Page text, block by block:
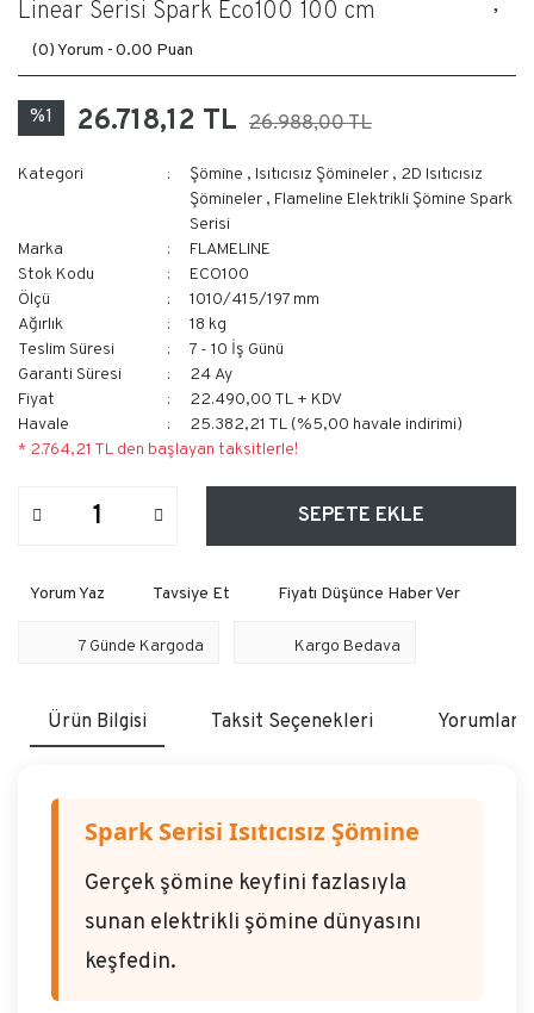
Linear Serisi Spark Eco100 100 cm
(0) Yorum -0.00 Puan
%1 26.718,12 TL 26.988,00 TL
Kategori Şömine , Isıtıcısız Şömineler , 2D Isıtıcısız
Şömineler , Flameline Elektrikli Şömine Spark
Serisi
Marka
FLAMELINE
Stok Kodu
ECO100
Ölçü
1010/415/197 mm
Ağırlık
18 kg
Teslim Süresi
7 - 10 İş Günü
Garanti Süresi
24 Ay
Fiyat
22.490,00 TL + KDV
Havale
25.382,21 TL (%5,00 havale indirimi)
* 2.764,21 TL den başlayan taksitlerle!
SEPETE EKLE
Yorum Yaz Tavsiye Et Fiyatı Düşünce Haber Ver
7 Günde Kargoda Kargo Bedava
Ürün Bilgisi Taksit Seçenekleri Yorumlar
Spark Serisi Isıtıcısız Şömine
Gerçek şömine keyfini fazlasıyla
sunan elektrikli şömine dünyasını
keşfedin.